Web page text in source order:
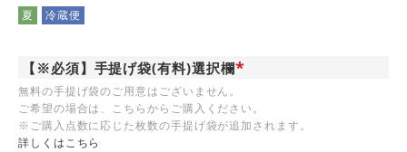
夏 冷蔵便
【※必須】手提げ袋(有料)選択欄
須
)
無料の手提げ袋のご用意はございません。
ご希望の場合は、こちらからご購入ください。
※ご購入点数に応じた枚数の手提げ袋が追加されます。
詳しくはこちら